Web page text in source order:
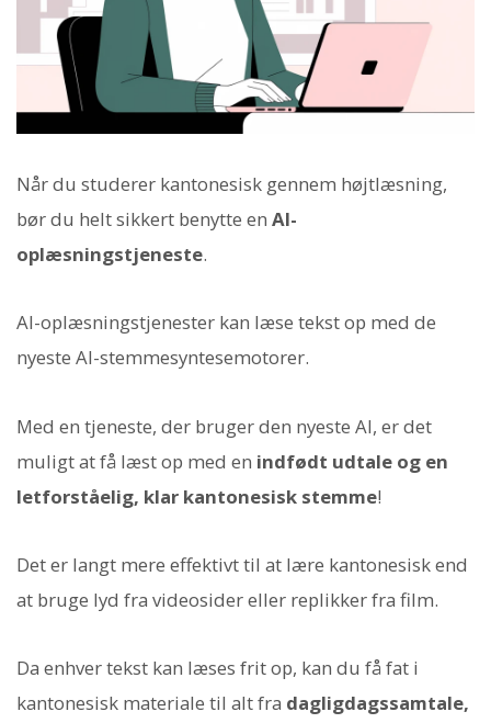
Når du studerer kantonesisk gennem højtlæsning,
bør du helt sikkert benytte en AI-
oplæsningstjeneste.
AI-oplæsningstjenester kan læse tekst op med de
nyeste AI-stemmesyntesemotorer.
Med en tjeneste, der bruger den nyeste AI, er det
muligt at få læst op med en indfødt udtale og en
letforståelig, klar kantonesisk stemme!
Det er langt mere effektivt til at lære kantonesisk end
at bruge lyd fra videosider eller replikker fra film.
Da enhver tekst kan læses frit op, kan du få fat i
kantonesisk materiale til alt fra dagligdagssamtale,